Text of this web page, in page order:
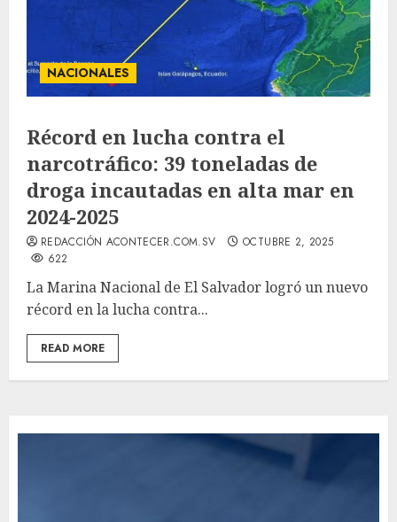
NACIONALES
Récord en lucha contra el
narcotráfico: 39 toneladas de
droga incautadas en alta mar en
2024-2025
REDACCIÓN ACONTECER.COM.SV
OCTUBRE 2, 2025
622
La Marina Nacional de El Salvador logró un nuevo
récord en la lucha contra...
READ MORE